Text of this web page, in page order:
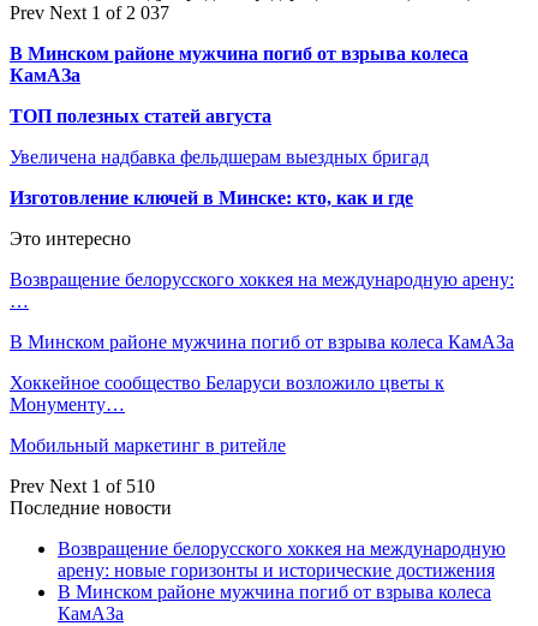
Prev Next 1 of 2 037
В Минском районе мужчина погиб от взрыва колеса
КамАЗа
ТОП полезных статей августа
Увеличена надбавка фельдшерам выездных бригад
Изготовление ключей в Минске: кто, как и где
Это интересно
Возвращение белорусского хоккея на международную арену:
…
В Минском районе мужчина погиб от взрыва колеса КамАЗа
Хоккейное сообщество Беларуси возложило цветы к
Монументу…
Мобильный маркетинг в ритейле
Prev Next 1 of 510
Последние новости
Возвращение белорусского хоккея на международную
арену: новые горизонты и исторические достижения
В Минском районе мужчина погиб от взрыва колеса
КамАЗа